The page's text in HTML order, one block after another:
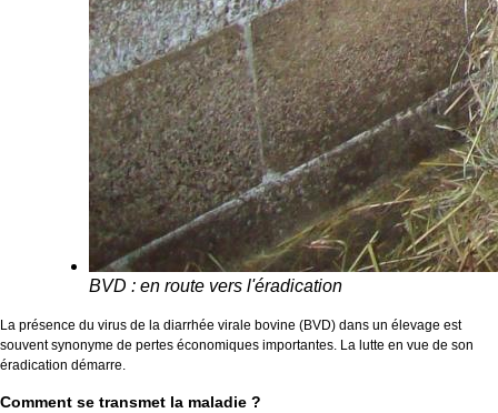
BVD : en route vers l'éradication
La présence du virus de la diarrhée virale bovine (BVD) dans un élevage est
souvent synonyme de pertes économiques importantes. La lutte en vue de son
éradication démarre.
Comment se transmet la maladie ?